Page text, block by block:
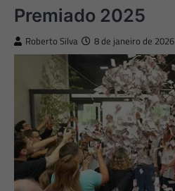
Premiado 2025
Roberto Silva 8 de janeiro de 2026